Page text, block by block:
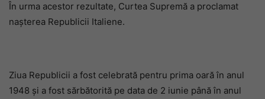
În urma acestor rezultate, Curtea Supremă a proclamat
nașterea Republicii Italiene.
Ziua Republicii a fost celebrată pentru prima oară în anul
1948 și a fost sărbătorită pe data de 2 iunie până în anul